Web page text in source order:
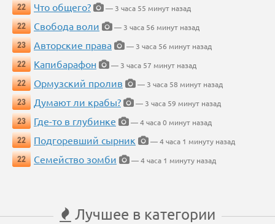
22
Что общего?
— 3 часа 55 минут назад
22
Свобода воли
— 3 часа 56 минут назад
23
Авторские права
— 3 часа 56 минут назад
22
Капибарафон
— 3 часа 57 минут назад
22
Ормузский пролив
— 3 часа 58 минут назад
23
Думают ли крабы?
— 3 часа 59 минут назад
23
Где-то в глубинке
— 4 часа 0 минут назад
22
Подгоревший сырник
— 4 часа 1 минуту назад
22
Семейство зомби — 4 часа 1 минуту назад
Лучшее в категории